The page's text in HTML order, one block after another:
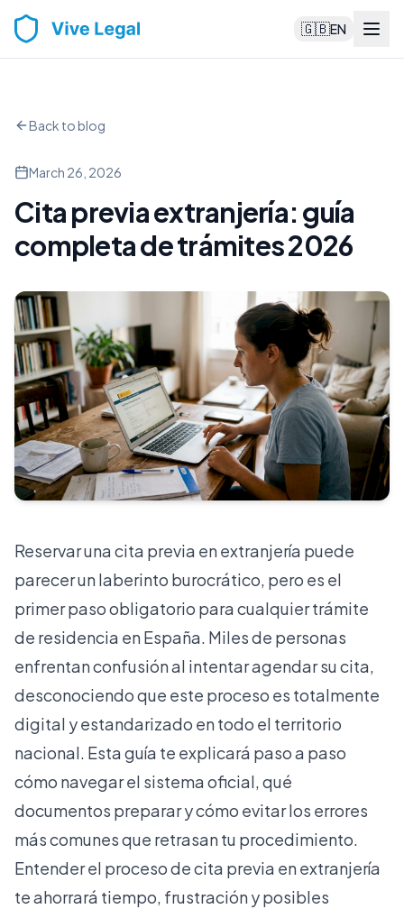
🇬🇧EN
Back to blog
March 26, 2026
Cita previa extranjería: guía
completa de trámites 2026
Reservar una cita previa en extranjería puede
parecer un laberinto burocrático, pero es el
primer paso obligatorio para cualquier trámite
de residencia en España. Miles de personas
enfrentan confusión al intentar agendar su cita,
desconociendo que este proceso es totalmente
digital y estandarizado en todo el territorio
nacional. Esta guía te explicará paso a paso
cómo navegar el sistema oficial, qué
documentos preparar y cómo evitar los errores
más comunes que retrasan tu procedimiento.
Entender el proceso decita previa en extranjería
te ahorrará tiempo, frustración y posibles